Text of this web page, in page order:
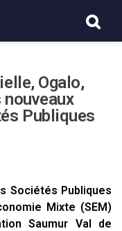
Ogalo,
Publiques
Sociétés Publiques
Mixte (SEM)
Saumur Val de